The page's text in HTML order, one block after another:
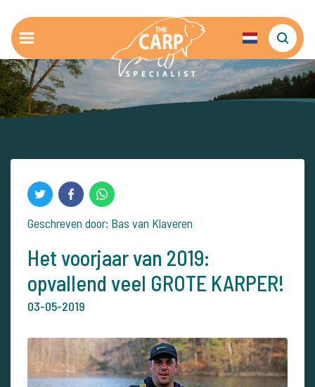
Geschreven door: Bas van Klaveren
Het voorjaar van 2019:
opvallend veel GROTE KARPER!
03-05-2019